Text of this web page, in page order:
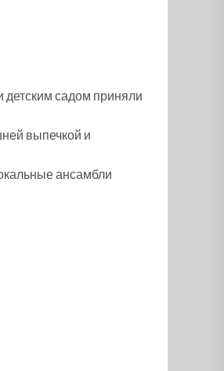
детским садом приняли
выпечкой и
ансамбли